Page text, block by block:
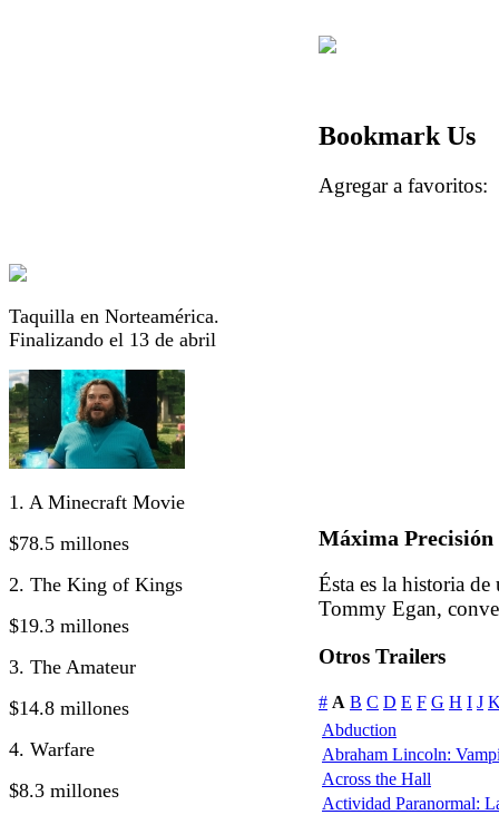
Taquilla en Norteamérica.
Finalizando el 13 de abril
1. A Minecraft Movie
$78.5 millones
2. The King of Kings
$19.3 millones
3. The Amateur
$14.8 millones
4. Warfare
$8.3 millones
Bookmark Us
Agregar a
Máxima
Ésta es la historia
Tommy Egan,
Otros Trailers
# A B C D E F G H I J
Abduction
Abraham Lincoln:
Across the Hall
Actividad Paranormal: